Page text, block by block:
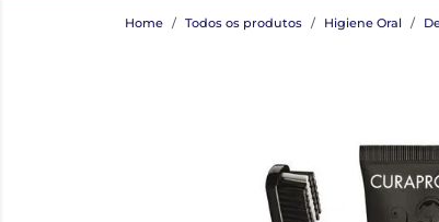
Home Todos os produtos Higiene Oral